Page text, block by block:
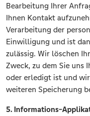
Bearbeitung Ihrer
Ihnen Kontakt
Verarbeitung der
Einwilligung und ist
zulässig. Wir löschen
Zweck, zu dem Sie
oder erledigt ist und
weiteren Speicherung
5. Informations-